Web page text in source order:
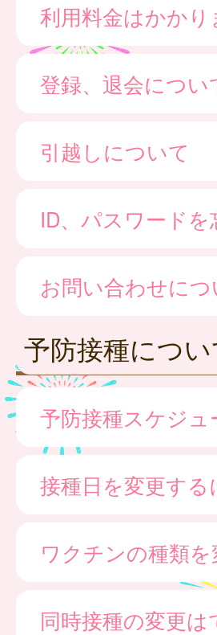
利用料金はかかり
登録、退会につい
引越しについて
ID、パスワード
お問い合わせにつ
予防接種につい
予防接種スケジ
接種日を変更する
ワクチンの種類
同時接種の変更は